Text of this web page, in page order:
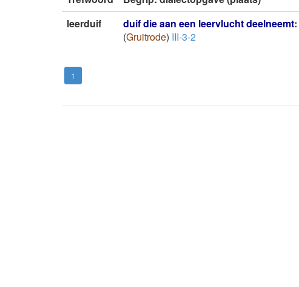
leerduif
duif die aan een leervlucht deelneemt:
(Gruitrode) III-3-2
1